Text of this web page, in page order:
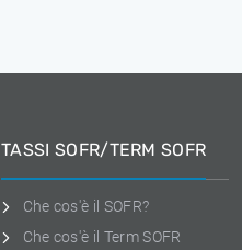
TASSI SOFR/TERM SOFR
Che cos'è il SOFR?
Che cos'è il Term SOFR